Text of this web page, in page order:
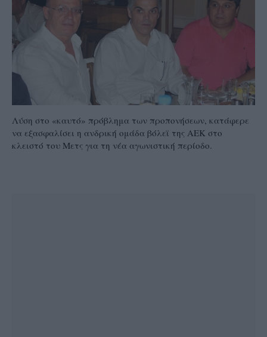
Λύση στο «καυτό» πρόβλημα των προπονήσεων, κατάφερε
να εξασφαλίσει η ανδρική ομάδα βόλεϊ της ΑΕΚ στο
κλειστό του Μετς για τη νέα αγωνιστική περίοδο.